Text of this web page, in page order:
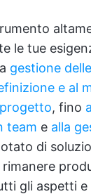
le tue
gestione
e al
, fino
team e alla
di
gli aspetti e